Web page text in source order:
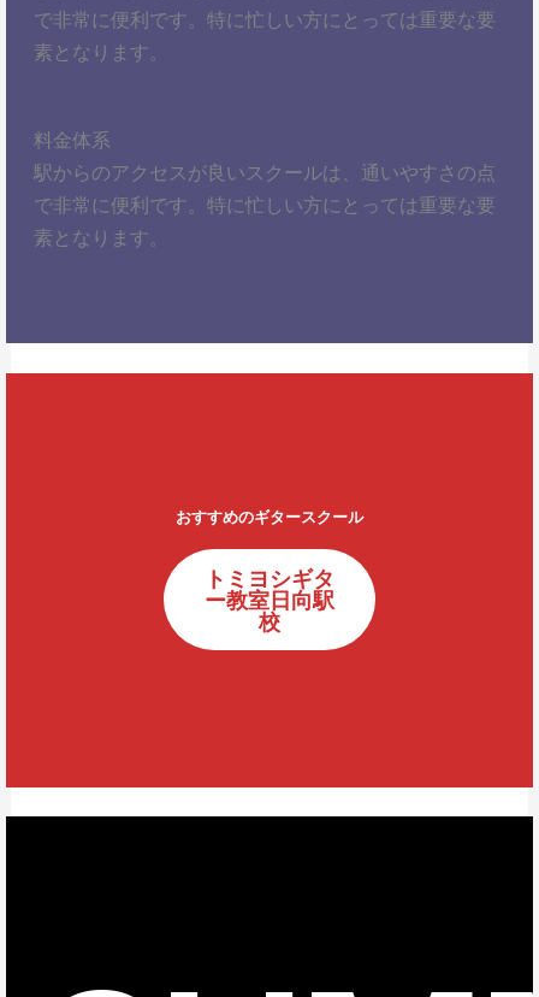
で非常に便利です。特に忙しい方にとっては重要な要
素となります。
料金体系
駅からのアクセスが良いスクールは、通いやすさの点
で非常に便利です。特に忙しい方にとっては重要な要
素となります。
おすすめのギタースクール
トミヨシギタ
ー教室日向駅
校